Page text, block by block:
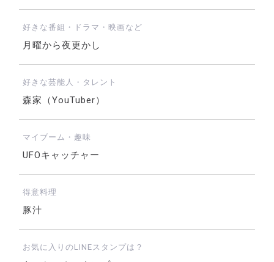
好きな番組・ドラマ・映画など
月曜から夜更かし
好きな芸能人・タレント
森家（YouTuber）
マイブーム・趣味
UFOキャッチャー
得意料理
豚汁
お気に入りのLINEスタンプは？